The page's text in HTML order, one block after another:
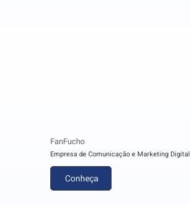
FanFucho
Empresa de Comunicação e Marketing Digital
Conheça